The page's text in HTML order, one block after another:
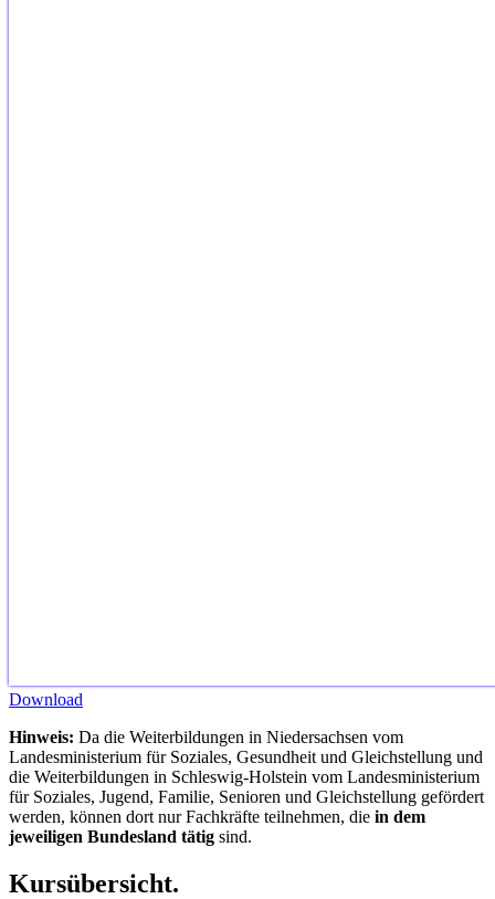
Download
Hinweis: Da die Weiterbildungen in Niedersachsen vom
Landesministerium für Soziales, Gesundheit und Gleichstellung und
die Weiterbildungen in Schleswig-Holstein vom Landesministerium
für Soziales, Jugend, Familie, Senioren und Gleichstellung gefördert
werden, können dort nur Fachkräfte teilnehmen, die in dem
jeweiligen Bundesland tätig sind.
Kursübersicht.